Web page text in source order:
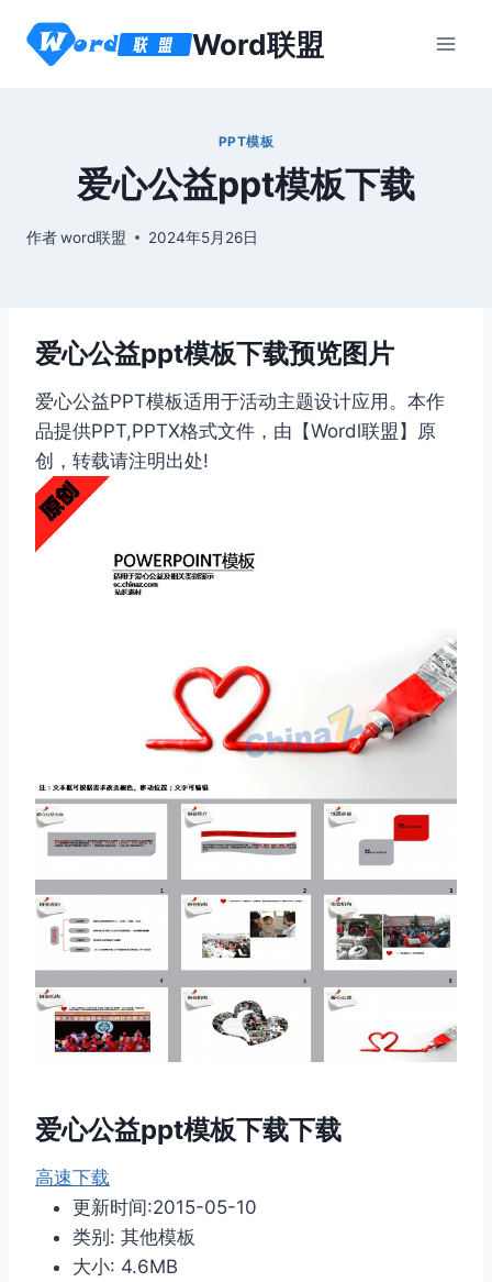
Word联盟
PPT模板
爱心公益ppt模板下载
作者word联盟 2024年5月26日
爱心公益ppt模板下载预览图片
爱心公益PPT模板适用于活动主题设计应用。本作
品提供PPT,PPTX格式文件，由【Wordl联盟】原
创，转载请注明出处!
爱心公益ppt模板下载下载
高速下载
更新时间:2015-05-10
类别: 其他模板
大小: 4.6MB